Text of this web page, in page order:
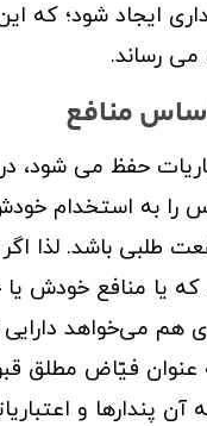
ایجاد شود؛ که
رساند.
حفظ می
استخدام خودش
باشد. لذا اگر
یا منافع خودش
هم می‌خواهد
عنوان فیّاض مطلق
پندارها و